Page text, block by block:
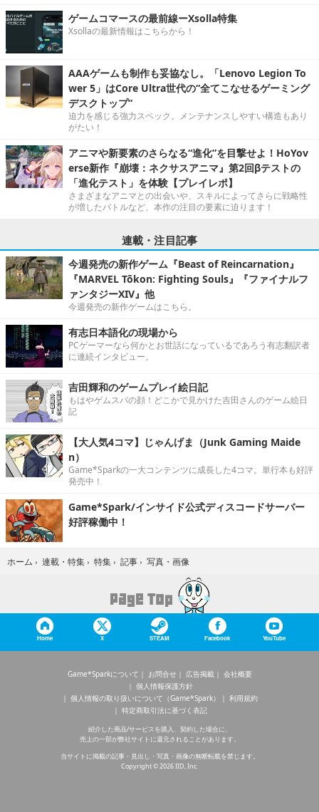
ゲームコマースの最前線ーXsolla特集
Xsollaの最新情報はこちらから！
AAAゲームも制作も妥協なし。「Lenovo Legion To
wer 5」はCore Ultra世代の“全てこなせるゲーミング
デスクトップ”
迫力を感じる強力スペック。メンテナンスしやすい構造もあり
がたい！
アニマや新要素のさらなる“進化”を目撃せよ！HoYov
erse新作『崩壊：ネクサスアニマ』第2回βテストの
「進化テスト」を体験【プレイレポ】
さまざまなアニマとの出会いや、スキルによってさらに戦略性
が増したバトルなど、本作の注目の要素に迫ります！
連載・注目記事
今週発売の新作ゲーム『Beast of Reincarnation』
『MARVEL Tōkon: Fighting Souls』『ファイナルフ
ァンタジーXIV』他
今週発売の新作ゲームはこちら。
有志日本語化の現場から
PCゲーマーなら何かとお世話になっているであろう有志翻訳者
に連続インタビュー。
吉田輝和のゲームプレイ絵日記
もはやゲムスパの顔！どこかで見かけた吉田さんのゲーム絵日
記
【大人気4コマ】じゃんげま（Junk Gaming Maide
n）
Game*Sparkの一大コンテンツに成長した4コマ。単行本も好評
発売中！
Game*Spark/インサイド公式ディスコードサーバー
好評稼働中！
ホーム › 連載・特集 › 特集 › 記事 › 写真・画像
Home X STEAM Facebook YouTube
Game*Sparkについて お問合せ 広告掲載
会社概要
個人情報保護方針
個人情報の取り扱いについて（Game*Spark）
利用規約
特定商取引法に基づく表記
紹介した商品/サービスを購入、契約した場合に、
売上の一部が弊社サイトに還元されることがあります。
当サイトに掲載の記事・見出し・写真・画像の無断転載を禁じます。
Copyright © 2026 IID, Inc.